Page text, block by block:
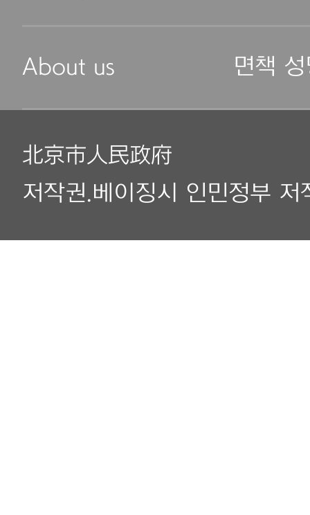
About us 면책
北京市人民政府
저작권.베이징시 인민정부